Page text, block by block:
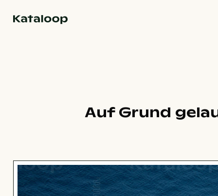
Auf Grund